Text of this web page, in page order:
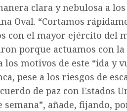
clara y nebulosa a los
Oval. “Cortamos
con el mayor ejército del
porque actuamos con la
motivos de este “ida y
pese a los riesgos de
de paz con Estados
añade, fijando,